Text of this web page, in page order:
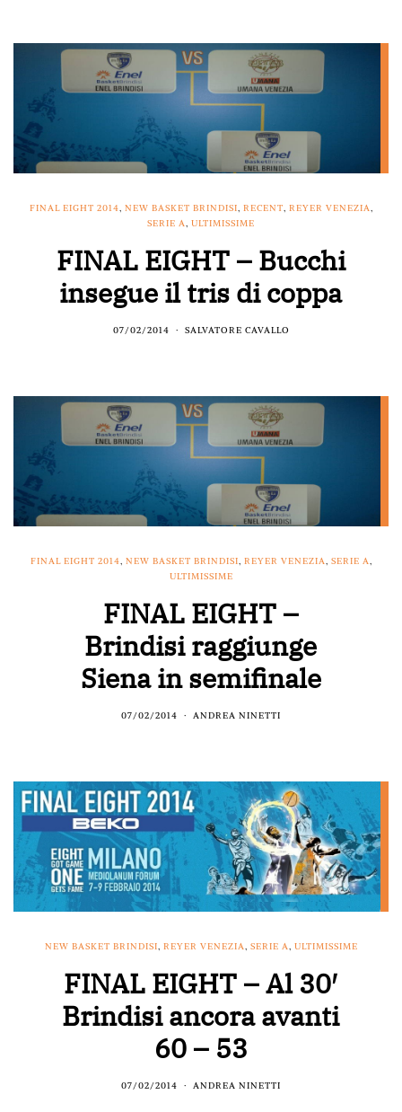
FINAL EIGHT 2014, NEW BASKET BRINDISI, RECENT, REYER VENEZIA,
SERIE A, ULTIMISSIME
FINAL EIGHT – Bucchi
insegue il tris di coppa
07/02/2014 SALVATORE CAVALLO
FINAL EIGHT 2014, NEW BASKET BRINDISI, REYER VENEZIA, SERIE A,
ULTIMISSIME
FINAL EIGHT –
Brindisi raggiunge
Siena in semifinale
07/02/2014 ANDREA NINETTI
NEW BASKET BRINDISI, REYER VENEZIA, SERIE A, ULTIMISSIME
FINAL EIGHT – Al 30′
Brindisi ancora avanti
60 – 53
07/02/2014 ANDREA NINETTI